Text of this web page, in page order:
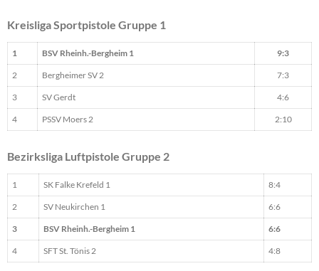
Kreisliga Sportpistole Gruppe 1
1 BSV Rheinh.-Bergheim 1 9:3
2 Bergheimer SV 2 7:3
3 SV Gerdt 4:6
4 PSSV Moers 2 2:10
Bezirksliga Luftpistole Gruppe 2
1 SK Falke Krefeld 1 8:4
2 SV Neukirchen 1 6:6
3 BSV Rheinh.-Bergheim 1 6:6
4 SFT St. Tönis 2 4:8